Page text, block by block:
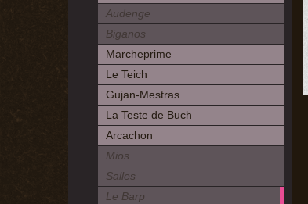
Audenge
Biganos
Marcheprime
Le Teich
Gujan-Mestras
La Teste de Buch
Arcachon
Mios
Salles
Le Barp